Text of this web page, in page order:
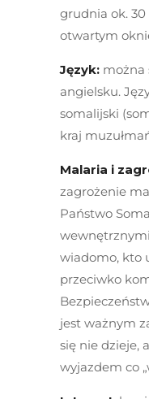
grudnia ok.
otwartym
Język: można
angielsku.
somalijski
kraj
Malaria i
zagrożenie
Państwo
wiadomo, kto
przeciwko
jest ważnym
się nie dzieje,
wyjazdem co